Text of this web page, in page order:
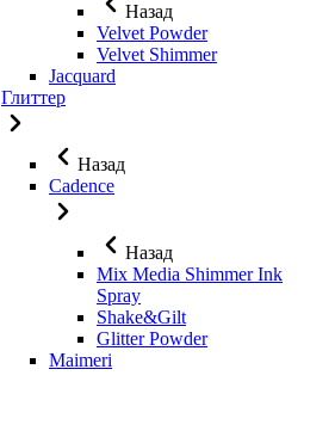
Назад
Velvet Powder
Velvet Shimmer
Jaсquard
Глиттер
Назад
Cadence
Назад
Mix Media Shimmer Ink
Spray
Shake&Gilt
Glitter Powder
Maimeri